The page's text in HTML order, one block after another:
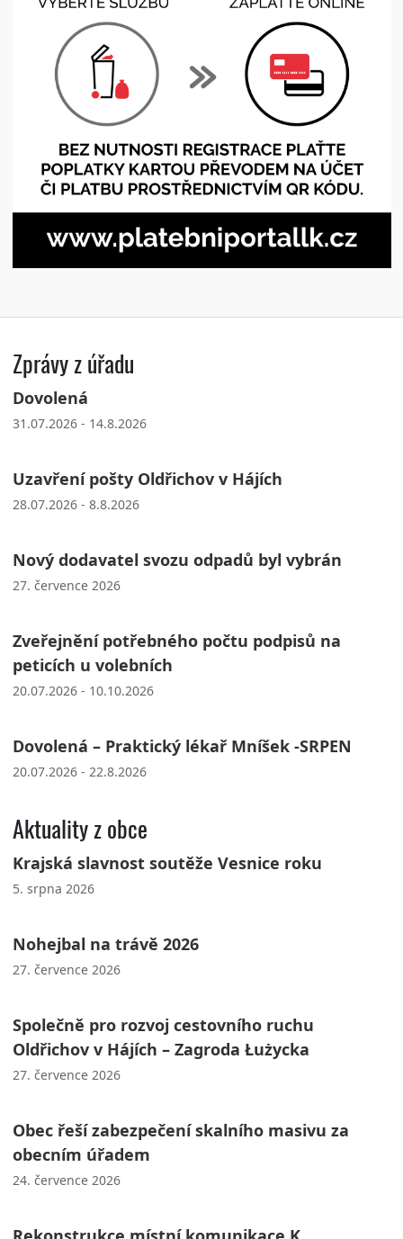
Zprávy z úřadu
Dovolená
31.07.2026 - 14.8.2026
Uzavření pošty Oldřichov v Hájích
28.07.2026 - 8.8.2026
Nový dodavatel svozu odpadů byl vybrán
27. července 2026
Zveřejnění potřebného počtu podpisů na
peticích u volebních
20.07.2026 - 10.10.2026
Dovolená – Praktický lékař Mníšek -SRPEN
20.07.2026 - 22.8.2026
Aktuality z obce
Krajská slavnost soutěže Vesnice roku
5. srpna 2026
Nohejbal na trávě 2026
27. července 2026
Společně pro rozvoj cestovního ruchu
Oldřichov v Hájích – Zagroda Łużycka
27. července 2026
Obec řeší zabezpečení skalního masivu za
obecním úřadem
24. července 2026